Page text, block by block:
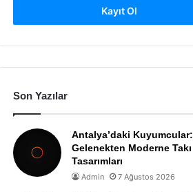
Kayıt Ol
Son Yazılar
Antalya’daki Kuyumcular:
Gelenekten Moderne Takı
Tasarımları
Admin 7 Ağustos 2026